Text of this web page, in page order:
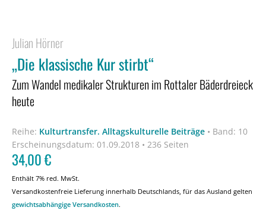
Julian Hörner
„Die klassische Kur stirbt“
Zum Wandel medikaler Strukturen im Rottaler Bäderdreieck
heute
Reihe: Kulturtransfer. Alltagskulturelle Beiträge • Band: 10
Erscheinungsdatum: 01.09.2018 • 236 Seiten
34,00€
Enthält 7% red. MwSt.
Versandkostenfreie Lieferung innerhalb Deutschlands, für das Ausland gelten
gewichtsabhängige Versandkosten.